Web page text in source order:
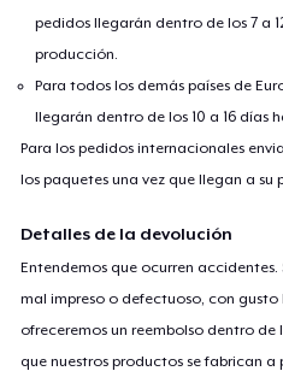
pedidos llegarán dentro de los 7 a
producción.
Para todos los demás países de
llegarán dentro de los 10 a 16 días
Para los pedidos internacionales
los paquetes una vez que llegan a su
Detalles de la devolución
Entendemos que ocurren
mal impreso o defectuoso, con gusto
ofreceremos un reembolso dentro de
que nuestros productos se fabrican